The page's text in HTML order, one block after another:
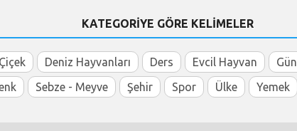
KATEGORİYE GÖRE KELİMELER
Çiçek Deniz Hayvanları Ders Evcil Hayvan Gün
Sebze - Meyve Şehir Spor Ülke Yemek